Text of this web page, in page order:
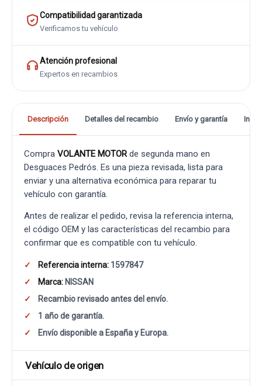
Compatibilidad garantizada
Verificamos tu vehículo
Atención profesional
Expertos en recambios
Descripción Detalles del recambio Envío y garantía
Compra VOLANTE MOTORde segunda mano en
Desguaces Pedrós. Es una pieza revisada, lista para
enviar y una alternativa económica para reparar tu
vehículo con garantía.
Antes de realizar el pedido, revisa la referencia interna,
el código OEM y las características del recambio para
confirmar que es compatible con tu vehículo.
Referencia interna: 1597847
Marca: NISSAN
Recambio revisado antes del envío.
1 año de garantía.
Envío disponible a España y Europa.
Vehículo de origen